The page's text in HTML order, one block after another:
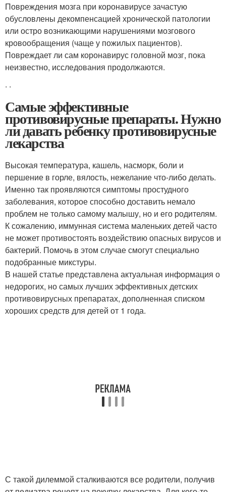
Повреждения мозга при коронавирусе зачастую
обусловлены декомпенсацией хронической патологии
или остро возникающими нарушениями мозгового
кровообращения (чаще у пожилых пациентов).
Повреждает ли сам коронавирус головной мозг, пока
неизвестно, исследования продолжаются.
. .
Самые эффективные
противовирусные препараты. Нужно
ли давать ребенку противовирусные
лекарства
Высокая температура, кашель, насморк, боли и
першение в горле, вялость, нежелание что-либо делать.
Именно так проявляются симптомы простудного
заболевания, которое способно доставить немало
проблем не только самому малышу, но и его родителям.
К сожалению, иммунная система маленьких детей часто
не может противостоять воздействию опасных вирусов и
бактерий. Помочь в этом случае смогут специально
подобранные микстуры.
В нашей статье представлена актуальная информация о
недорогих, но самых лучших эффективных детских
противовирусных препаратах, дополненная списком
хороших средств для детей от 1 года.
С такой дилеммой сталкиваются все родители, получив